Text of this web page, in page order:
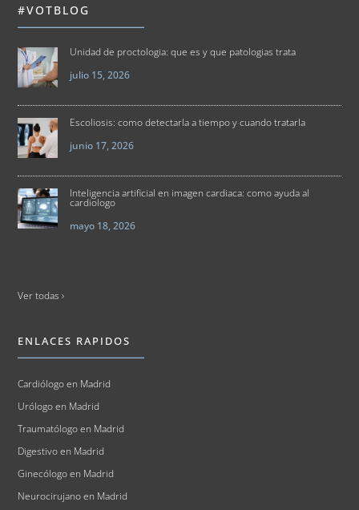
#VOTBLOG
Unidad de proctologia: que es y que patologias trata
julio 15, 2026
Escoliosis: como detectarla a tiempo y cuando tratarla
junio 17, 2026
Inteligencia artificial en imagen cardiaca: como ayuda al
cardiologo
mayo 18, 2026
Ver todas ›
ENLACES RAPIDOS
Cardiólogo en Madrid
Urólogo en Madrid
Traumatólogo en Madrid
Digestivo en Madrid
Ginecólogo en Madrid
Neurocirujano en Madrid